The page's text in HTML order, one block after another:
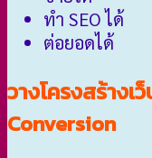
ทำ SEO ได้
ต่อยอดได้
วางโครงสร้างเ
Conversion